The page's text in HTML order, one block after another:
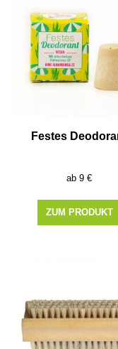
Festes
9 €
ZUM PRODUKT